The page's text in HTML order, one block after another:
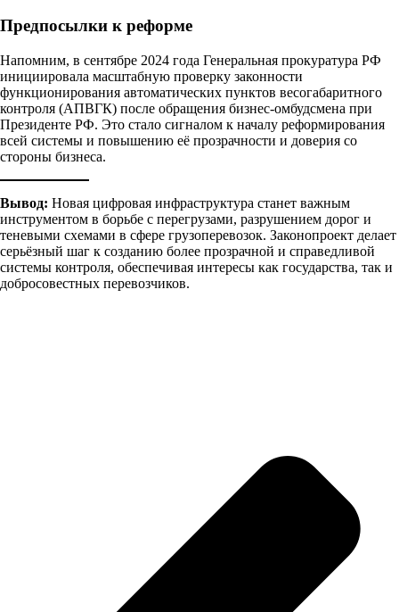
Предпосылки к реформе
Напомним, в сентябре 2024 года Генеральная прокуратура РФ
инициировала масштабную проверку законности
функционирования автоматических пунктов весогабаритного
контроля (АПВГК) после обращения бизнес-омбудсмена при
Президенте РФ. Это стало сигналом к началу реформирования
всей системы и повышению её прозрачности и доверия со
стороны бизнеса.
Вывод: Новая цифровая инфраструктура станет важным
инструментом в борьбе с перегрузами, разрушением дорог и
теневыми схемами в сфере грузоперевозок. Законопроект делает
серьёзный шаг к созданию более прозрачной и справедливой
системы контроля, обеспечивая интересы как государства, так и
добросовестных перевозчиков.